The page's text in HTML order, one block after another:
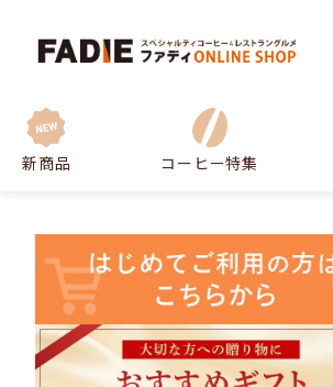
新商品 コーヒー特集